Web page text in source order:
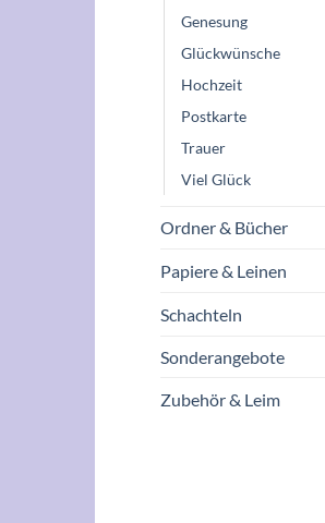
Genesung
Glückwünsche
Hochzeit
Postkarte
Trauer
Viel Glück
Ordner & Bücher
Papiere & Leinen
Schachteln
Sonderangebote
Zubehör & Leim